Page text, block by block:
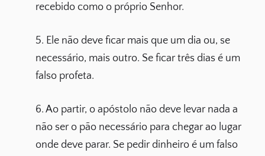
recebido como o próprio Senhor.
5. Ele não deve ficar mais que um dia ou, se
necessário, mais outro. Se ficar três dias é um
falso profeta.
6. Ao partir, o apóstolo não deve levar nada a
não ser o pão necessário para chegar ao lugar
onde deve parar. Se pedir dinheiro é um falso